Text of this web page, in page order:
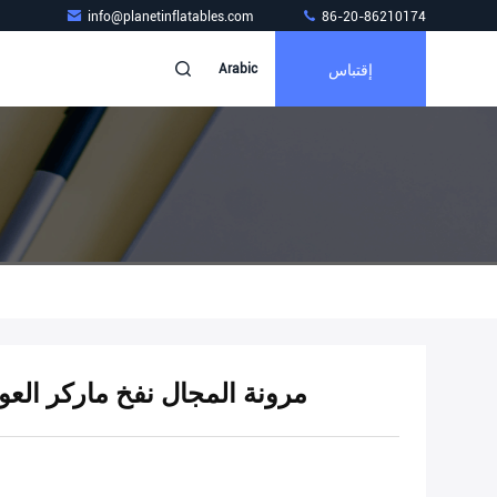
info@planetinflatables.com 86-20-86210174
Arabic إقتباس
مرونة المجال نفخ ماركر